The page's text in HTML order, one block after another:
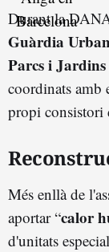
Durant la
Guàrdia
Parcs i Jardins
coordinats amb
propi consistori
Més enllà de
aportar “calor
d'unitats